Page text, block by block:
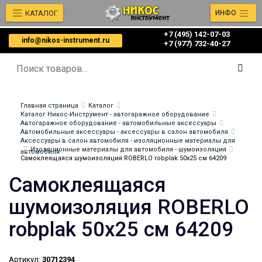
info@nikos-instrument.ru
+7 (495) 142-07-03
‎‎+7 (977) 732-40-27
КАТАЛОГ ИНФО
Главная страница
Каталог
Каталог Никос-Инструмент - автогаражное оборудование
Автогаражное оборудование - автомобильные аксессуары
Автомобильные аксессуары - аксессуары в салон автомобиля
Аксессуары в салон автомобиля - изоляционные материалы для
автомобиля
Изоляционные материалы для автомобиля - шумоизоляция
Самоклеящаяся шумоизоляция ROBERLO robplak 50x25 см 64209
Самоклеящаяся
шумоизоляция ROBERLO
robplak 50x25 см 64209
Артикул: 30712394